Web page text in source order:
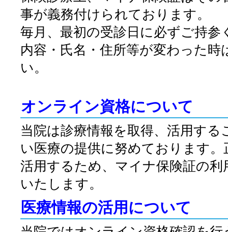
事が義務付けられております。
毎月、最初の受診日に必ずご持参
内容・氏名・住所等が変わった時
い。
オンライン資格について
当院は診療情報を取得、活用する
い医療の提供に努めております
活用するため、マイナ保険証の
いたします。
医療情報の活用について